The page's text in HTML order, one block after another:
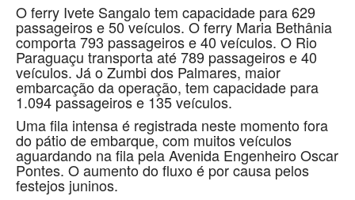
O ferry Ivete Sangalo tem capacidade para 629
passageiros e 50 veículos. O ferry Maria Bethânia
comporta 793 passageiros e 40 veículos. O Rio
Paraguaçu transporta até 789 passageiros e 40
veículos. Já o Zumbi dos Palmares, maior
embarcação da operação, tem capacidade para
1.094 passageiros e 135 veículos.
Uma fila intensa é registrada neste momento fora
do pátio de embarque, com muitos veículos
aguardando na fila pela Avenida Engenheiro Oscar
Pontes. O aumento do fluxo é por causa pelos
festejos juninos.